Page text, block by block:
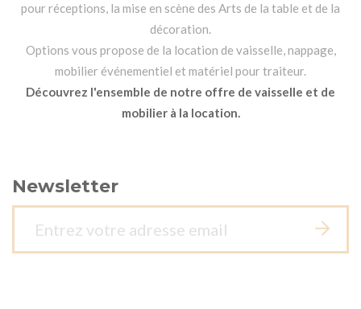
pour réceptions, la mise en scène des Arts de la table et de la
décoration.
Options vous propose de la location de vaisselle, nappage,
mobilier événementiel et matériel pour traiteur.
Découvrez l'ensemble de notre offre de vaisselle et de
mobilier à la location.
Newsletter